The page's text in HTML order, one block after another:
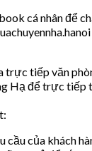
cá nhân để
trực tiếp văn
Hạ để trực tiếp
cầu của khách